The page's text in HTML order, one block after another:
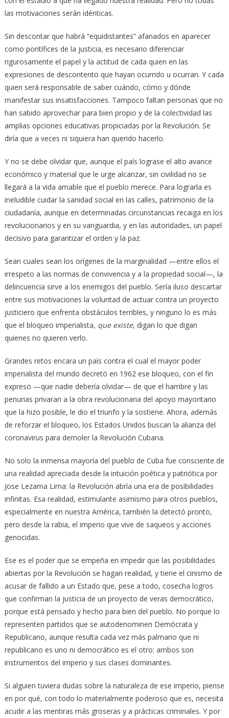
las motivaciones serán idénticas.
Sin descontar que habrá “equidistantes” afanados en aparecer
como pontífices de la justicia, es necesario diferenciar
rigurosamente el papel y la actitud de cada quien en las
expresiones de descontento que hayan ocurrido u ocurran. Y cada
quien será responsable de saber cuándo, cómo y dónde
manifestar sus insatisfacciones. Tampoco faltan personas que no
han sabido aprovechar para bien propio y de la colectividad las
amplias opciones educativas propiciadas por la Revolución. Se
diría que a veces ni siquiera han querido hacerlo.
Y no se debe olvidar que, aunque el país lograse el alto avance
económico y material que le urge alcanzar, sin civilidad no se
llegará a la vida amable que el pueblo merece. Para lograrla es
ineludible cuidar la sanidad social en las calles, patrimonio de la
ciudadanía, aunque en determinadas circunstancias recaiga en los
revolucionarios y en su vanguardia, y en las autoridades, un papel
decisivo para garantizar el orden y la paz.
Sean cuales sean los orígenes de la marginalidad —entre ellos el
irrespeto a las normas de convivencia y a la propiedad social—, la
delincuencia sirve a los enemigos del pueblo. Sería iluso descartar
entre sus motivaciones la voluntad de actuar contra un proyecto
justiciero que enfrenta obstáculos terribles, y ninguno lo es más
que el bloqueo imperialista, que existe, digan lo que digan
quienes no quieren verlo.
Grandes retos encara un país contra el cual el mayor poder
imperialista del mundo decretó en 1962 ese bloqueo, con el fin
expreso —que nadie debería olvidar— de que el hambre y las
penurias privaran a la obra revolucionaria del apoyo mayoritario
que la hizo posible, le dio el triunfo y la sostiene. Ahora, además
de reforzar el bloqueo, los Estados Unidos buscan la alianza del
coronavirus para demoler la Revolución Cubana.
No solo la inmensa mayoría del pueblo de Cuba fue consciente de
una realidad apreciada desde la intuición poética y patriótica por
Jose Lezama Lima: la Revolución abría una era de posibilidades
infinitas. Esa realidad, estimulante asimismo para otros pueblos,
especialmente en nuestra América, también la detectó pronto,
pero desde la rabia, el imperio que vive de saqueos y acciones
genocidas.
Ese es el poder que se empeña en impedir que las posibilidades
abiertas por la Revolución se hagan realidad, y tiene el cinismo de
acusar de fallido a un Estado que, pese a todo, cosecha logros
que confirman la justicia de un proyecto de veras democrático,
porque está pensado y hecho para bien del pueblo. No porque lo
representen partidos que se autodenominen Demócrata y
Republicano, aunque resulta cada vez más palmario que ni
republicano es uno ni democrático es el otro: ambos son
instrumentos del imperio y sus clases dominantes.
Si alguien tuviera dudas sobre la naturaleza de ese imperio, piense
en por qué, con todo lo materialmente poderoso que es, necesita
acudir a las mentiras más groseras y a prácticas criminales. Y por